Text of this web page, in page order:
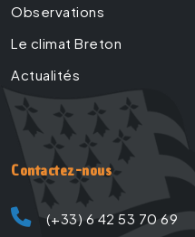
Observations
Le climat Breton
Actualités
Contactez-nous
(+33) 6 42 53 70 69